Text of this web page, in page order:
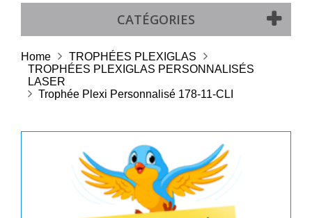
CATÉGORIES
Home
TROPHÉES PLEXIGLAS
TROPHÉES PLEXIGLAS PERSONNALISÉS
LASER
Trophée Plexi Personnalisé 178-11-CLI